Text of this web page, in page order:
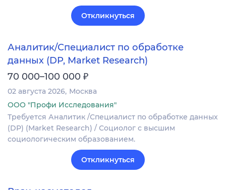
Откликнуться
Аналитик/Специалист по обработке
данных (DP, Market Research)
70 000–100 000 ₽
02 августа 2026 Москва
ООО "Профи Исследования"
Требуется Аналитик /Специалист по обработке данных
(DP) (Market Research) / Социолог с высшим
социологическим образованием.
Откликнуться